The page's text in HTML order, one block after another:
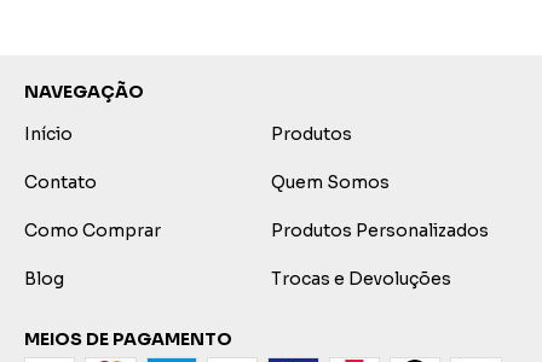
NAVEGAÇÃO
Início
Produtos
Contato Quem Somos
Como Comprar Produtos Personalizados
Blog Trocas e Devoluções
MEIOS DE PAGAMENTO